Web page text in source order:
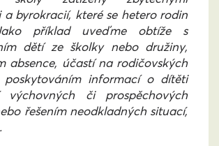
a byrokracií, které se hetero rodin
příklad uveďme obtíže s
dětí ze školky nebo družiny,
absence, účastí na rodičovských
poskytováním informací o dítěti
výchovných či prospěchových
řešením neodkladných situací,